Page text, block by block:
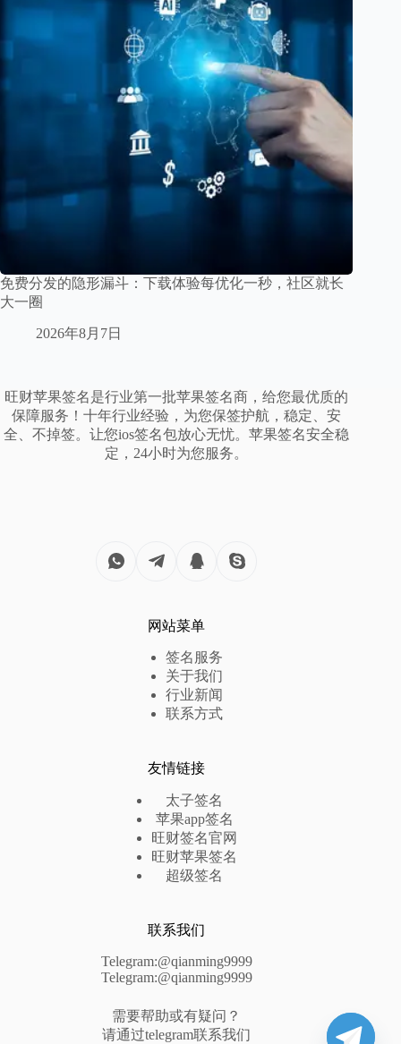
免费分发的隐形漏斗：下载体验每优化一秒，社区就长
大一圈
2026年8月7日
旺财苹果签名是行业第一批苹果签名商，给您最优质的
保障服务！十年行业经验，为您保签护航，稳定、安
全、不掉签。让您ios签名包放心无忧。苹果签名安全稳
定，24小时为您服务。
网站菜单
签名服务
关于我们
行业新闻
联系方式
友情链接
太子签名
苹果app签名
旺财签名官网
旺财苹果签名
超级签名
联系我们
Telegram:@qianming9999
Telegram:@qianming9999
需要帮助或有疑问？
请通过telegram联系我们